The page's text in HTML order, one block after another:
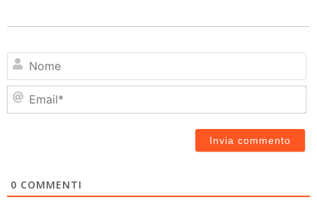
0 COMMENTI